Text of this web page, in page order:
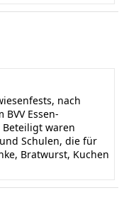
nach
Essen-
Beteiligt waren
Schulen, die für
Bratwurst, Kuchen